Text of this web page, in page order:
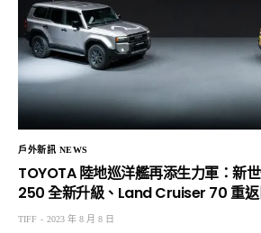
戶外新訊 NEWS
TOYOTA 陸地巡洋艦再添生力軍：新
250 全新升級、Land Cruiser 70 重
TIFF 2023 年 8 月 8 日